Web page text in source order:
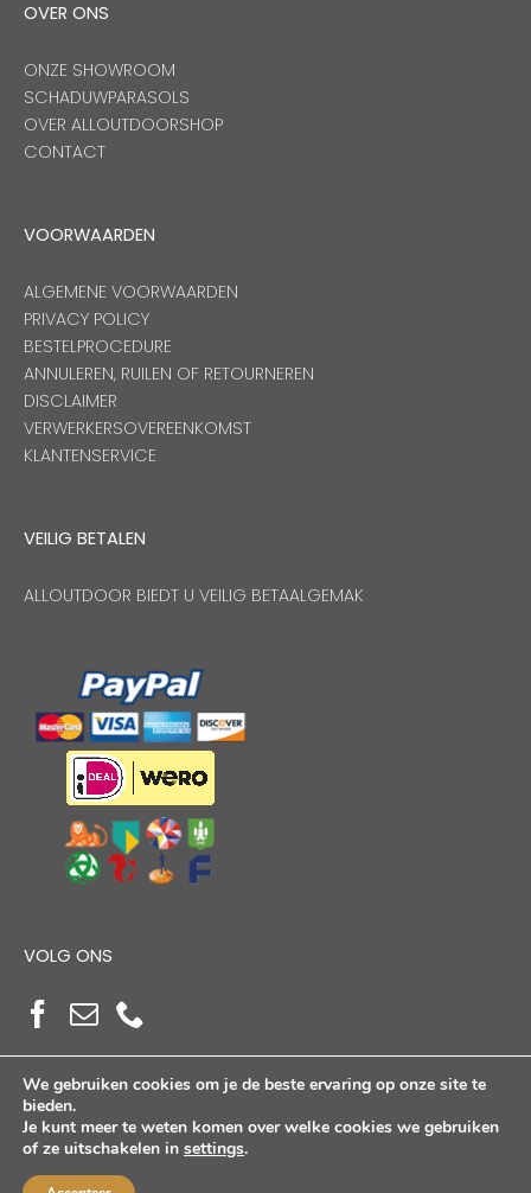
OVER ONS
ONZE SHOWROOM
SCHADUWPARASOLS
OVER ALLOUTDOORSHOP
CONTACT
VOORWAARDEN
ALGEMENE VOORWAARDEN
PRIVACY POLICY
BESTELPROCEDURE
ANNULEREN, RUILEN OF RETOURNEREN
DISCLAIMER
VERWERKERSOVEREENKOMST
KLANTENSERVICE
VEILIG BETALEN
ALLOUTDOOR BIEDT U VEILIG BETAALGEMAK
VOLG ONS
Copyright Alloutdoorshop © 2026. Alle Rechten
We gebruiken cookies om je de beste ervaring op onze site te
bieden.
Je kunt meer te weten komen over welke cookies we gebruiken
of ze uitschakelen in settings.